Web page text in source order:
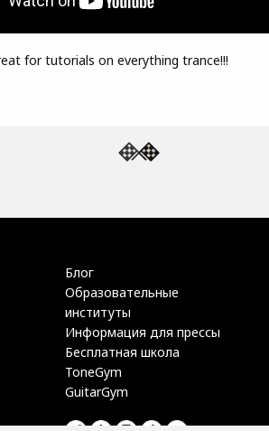
for tutorials on everything trance!!!
Блог
Образовательные
институты
Информация для прессы
Бесплатная школа
ToneGym
GuitarGym